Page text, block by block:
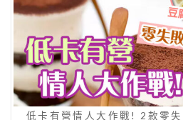
低卡有營情人大作戰! 2款零